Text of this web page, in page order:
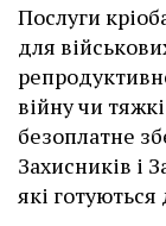
Послуги
для
війну чи
безоплатне
Захисників і
які